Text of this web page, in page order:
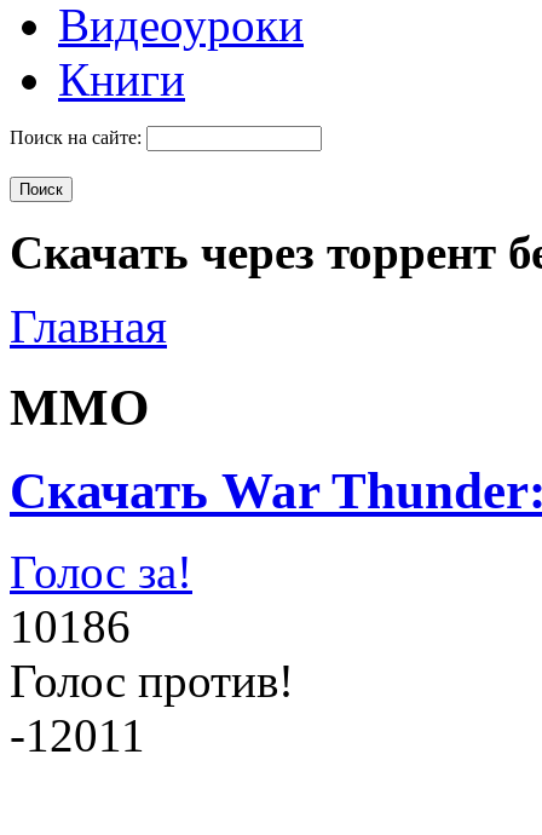
Видеоуроки
Книги
Поиск на сайте:
Скачать через торрент
Главная
MMO
Скачать War
Голос за!
10186
Голос против!
-12011